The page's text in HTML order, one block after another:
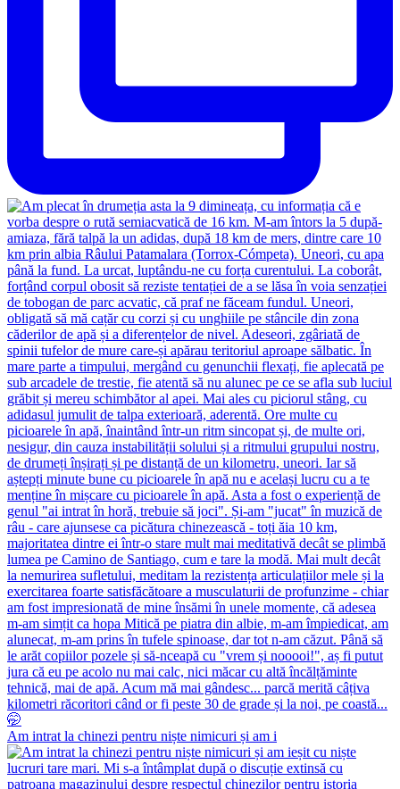
Am intrat la chinezi pentru niște nimicuri și am i